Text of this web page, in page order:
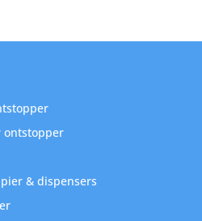
ontstopper
& dispensers